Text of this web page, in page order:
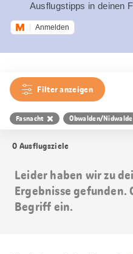
Ausflugstipps in deinen
Anmelden
Filter anzeigen
Fasnacht Obwalden/
0 Ausflugsziele
Leider haben wir zu
Ergebnisse gefunden.
Begriff ein.